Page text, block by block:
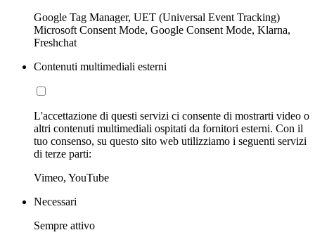
Google Tag Manager, UET (Universal Event Tracking)
Microsoft Consent Mode, Google Consent Mode, Klarna,
Freshchat
Contenuti multimediali esterni
L'accettazione di questi servizi ci consente di mostrarti video o
altri contenuti multimediali ospitati da fornitori esterni. Con il
tuo consenso, su questo sito web utilizziamo i seguenti servizi
di terze parti:
Vimeo, YouTube
Necessari
Sempre attivo